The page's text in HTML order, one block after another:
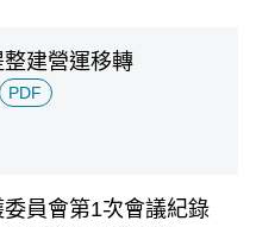
建營運移轉
PDF
員會第1次會議紀錄